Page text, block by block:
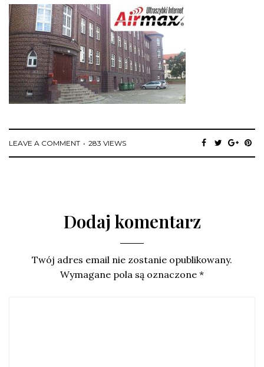
LEAVE A COMMENT 283 VIEWS
Dodaj komentarz
Twój adres email nie zostanie opublikowany.
Wymagane pola są oznaczone *